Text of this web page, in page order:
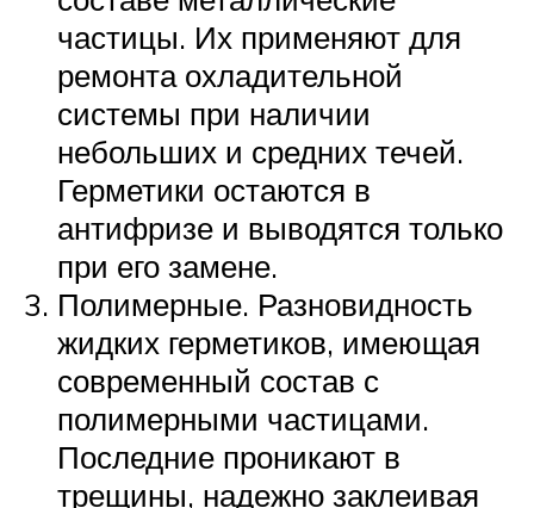
частицы. Их применяют для
ремонта охладительной
системы при наличии
небольших и средних течей.
Герметики остаются в
антифризе и выводятся только
при его замене.
Полимерные. Разновидность
жидких герметиков, имеющая
современный состав с
полимерными частицами.
Последние проникают в
трещины, надежно заклеивая